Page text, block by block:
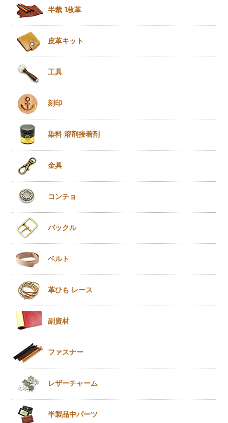
半裁 1枚革
皮革キット
工具
刻印
染料 溶剤接着剤
金具
コンチョ
バックル
ベルト
革ひも レース
副資材
ファスナー
レザーチャーム
半製品中パーツ